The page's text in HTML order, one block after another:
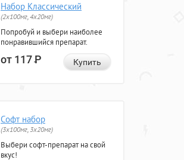
Набор Классический
(2x100мг, 4x20мг)
Попробуй и выбери наиболее
понравившийся препарат.
от 117Р Купить
Софт набор
(3x100мг, 3x20мг)
Выбери софт-препарат на свой
вкус!